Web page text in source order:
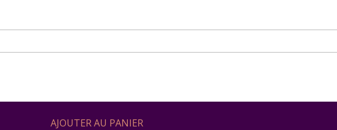
AJOUTER AU PANIER